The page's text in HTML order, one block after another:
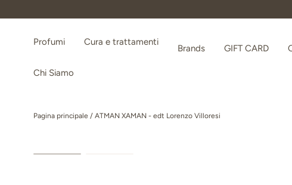
Passa ai contenuti
Profumi Cura e trattamenti
Brands GIFT CARD
Chi Siamo
Pagina principale / ATMAN XAMAN - edt Lorenzo Villoresi
Passa alle informazioni sul prodotto